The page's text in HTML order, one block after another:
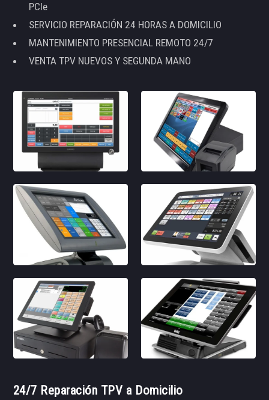
PCIe
SERVICIO REPARACIÓN 24 HORAS A DOMICILIO
MANTENIMIENTO PRESENCIAL REMOTO 24/7
VENTA TPV NUEVOS Y SEGUNDA MANO
24/7 Reparación TPV a Domicilio